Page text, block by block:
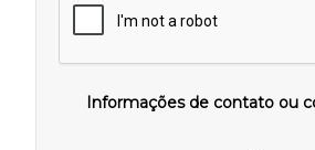
Informações de contato ou